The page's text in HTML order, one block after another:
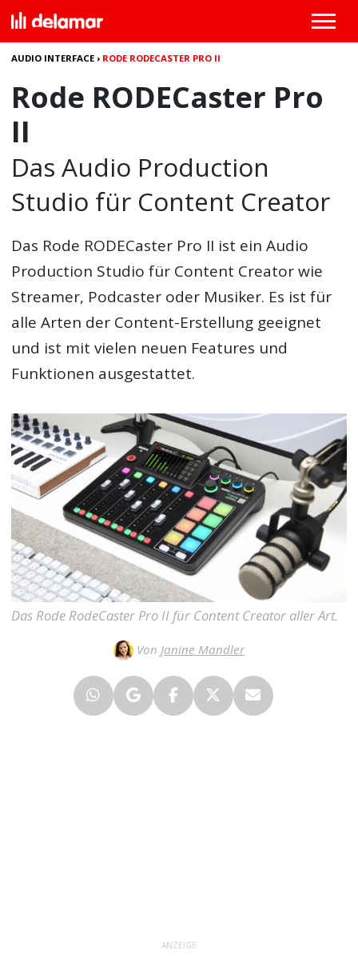
AUDIO INTERFACE › RODE RODECASTER PRO II
Rode RODECaster Pro
II
Das Audio Production
Studio für Content Creator
Das Rode RODECaster Pro II ist ein Audio
Production Studio für Content Creator wie
Streamer, Podcaster oder Musiker. Es ist für
alle Arten der Content-Erstellung geeignet
und ist mit vielen neuen Features und
Funktionen ausgestattet.
Das Rode RodeCaster Pro II für Content Creator aller Art.
Von Janine Mandler
ANZEIGE